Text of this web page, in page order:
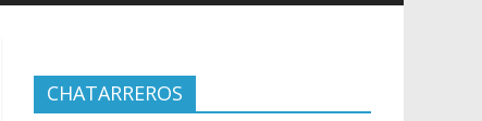
CHATARREROS